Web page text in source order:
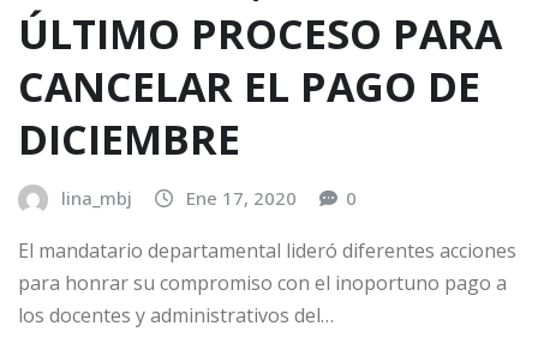
ÚLTIMO PROCESO PARA
CANCELAR EL PAGO DE
DICIEMBRE
lina_mbj Ene 17, 2020 0
El mandatario departamental lideró diferentes acciones
para honrar su compromiso con el inoportuno pago a
los docentes y administrativos del…